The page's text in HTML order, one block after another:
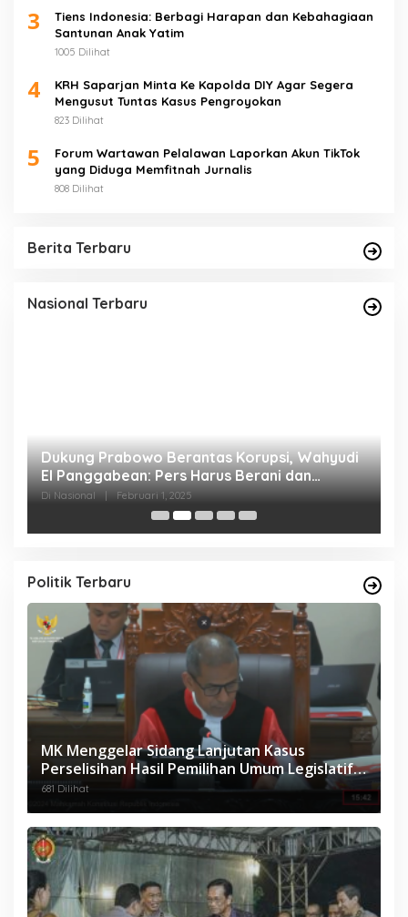
3
Tiens Indonesia: Berbagi Harapan dan Kebahagiaan
Santunan Anak Yatim
1005 Dilihat
4
KRH Saparjan Minta Ke Kapolda DIY Agar Segera
Mengusut Tuntas Kasus Pengroyokan
823 Dilihat
5
Forum Wartawan Pelalawan Laporkan Akun TikTok
yang Diduga Memfitnah Jurnalis
808 Dilihat
Berita Terbaru
Nasional Terbaru
Dukung Prabowo Berantas Korupsi, Wahyudi
El Panggabean: Pers Harus Berani dan
Beretika
Di Nasional Februari 1, 2025
Politik Terbaru
MK Menggelar Sidang Lanjutan Kasus
Perselisihan Hasil Pemilihan Umum Legislatif
Maluku 2024
681 Dilihat